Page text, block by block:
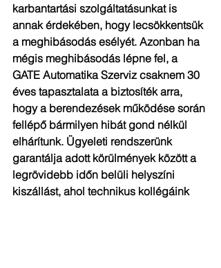
karbantartási szolgáltatásunkat is
annak érdekében, hogy lecsökkentsük
a meghibásodás esélyét. Azonban ha
mégis meghibásodás lépne fel, a
GATE Automatika Szerviz csaknem 30
éves tapasztalata a biztosíték arra,
hogy a berendezések működése során
fellépő bármilyen hibát gond nélkül
elhárítunk. Ügyeleti rendszerünk
garantálja adott körülmények között a
legrövidebb időn belüli helyszíni
kiszállást, ahol technikus kollégáink